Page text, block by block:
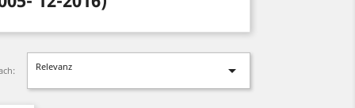
Relevanz 